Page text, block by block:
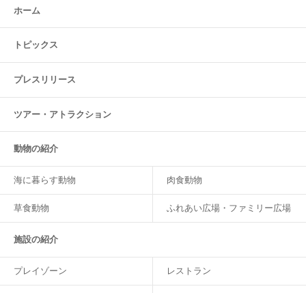
ホーム
トピックス
プレスリリース
ツアー・ アトラクション
動物の紹介
海に暮らす動物 肉食動物
草食動物 ふれあい広場・ファミリー広場
施設の紹介
プレイゾーン レストラン